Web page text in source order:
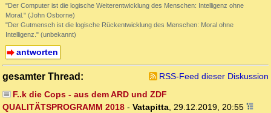
"Der Computer ist die logische Weiterentwicklung des Menschen: Intelligenz ohne
Moral." (John Osborne)
"Der Gutmensch ist die logische Rückentwicklung des Menschen: Moral ohne
Intelligenz." (unbekannt)
antworten
gesamter Thread:
RSS-Feed dieser Diskussion
F..k die Cops - aus dem ARD und ZDF
QUALITÄTSPROGRAMM 2018 - Vatapitta 29.12.2019, 20:55